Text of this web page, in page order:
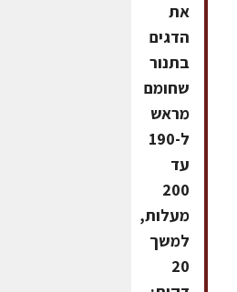
את
הדגים
בתנור
שחומם
מראש
ל-190
עד
200
מעלות,
למשך
20